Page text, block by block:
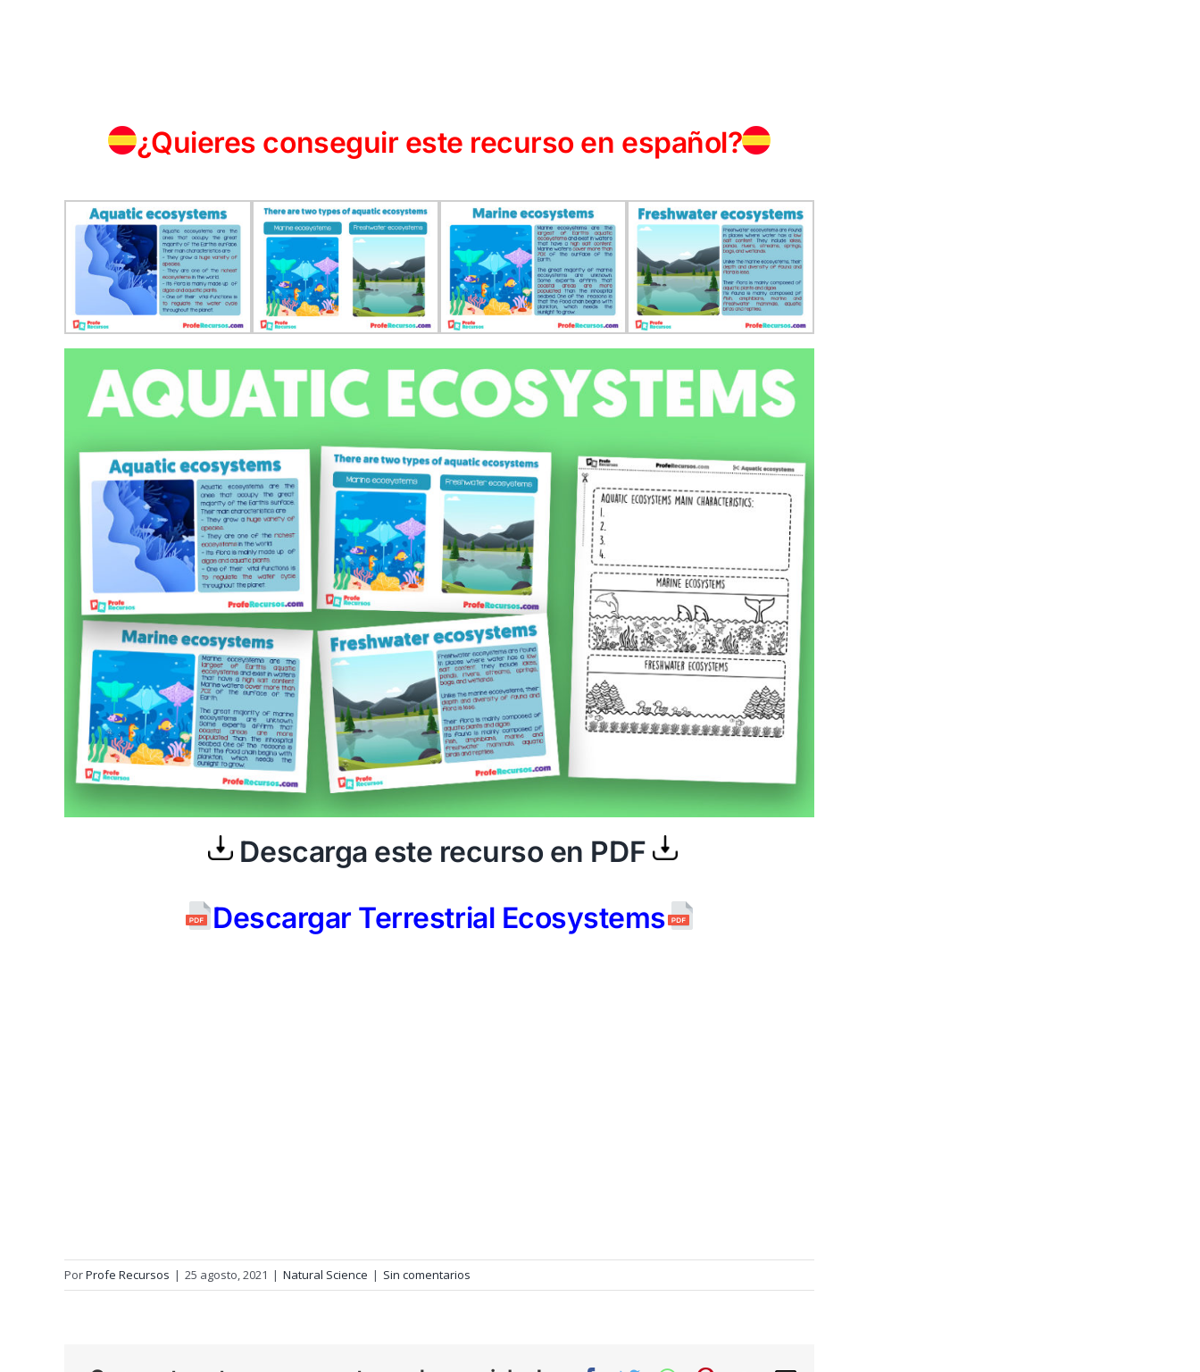
¿Quieres conseguir este recurso en español?
Descarga este recurso en PDF
Descargar Terrestrial Ecosystems
PorProfe Recursos | 25 agosto, 2021 | Natural Science | Sin comentarios